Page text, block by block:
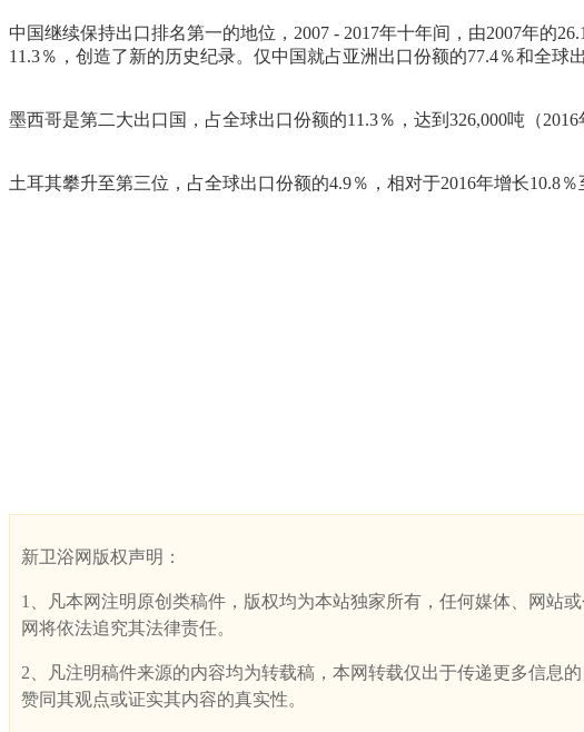
中国继续保持出口排名第一的地位，2007 - 2017年十年间，由2007年的
11.3％，创造了新的历史纪录。仅中国就占亚洲出口份额的77.4％和全球
墨西哥是第二大出口国，占全球出口份额的11.3％，达到326,000吨（
土耳其攀升至第三位，占全球出口份额的4.9％，相对于2016年增长10.8
新卫浴网版权声明：
1、凡本网注明原创类稿件，版权均为本站独家所有，任何媒体、网站
网将依法追究其法律责任。
2、凡注明稿件来源的内容均为转载稿，本网转载仅出于传递更多信息
赞同其观点或证实其内容的真实性。